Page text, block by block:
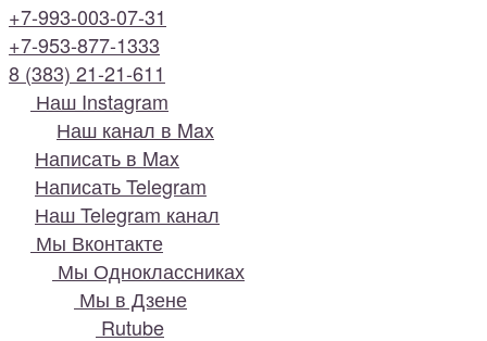
+7-993-003-07-31
+7-953-877-1333
8 (383) 21-21-611
Наш Instagram
Наш канал в Max
Написать в Max
Написать Telegram
Наш Telegram канал
Мы Вконтакте
Мы Одноклассниках
Мы в Дзене
Rutube